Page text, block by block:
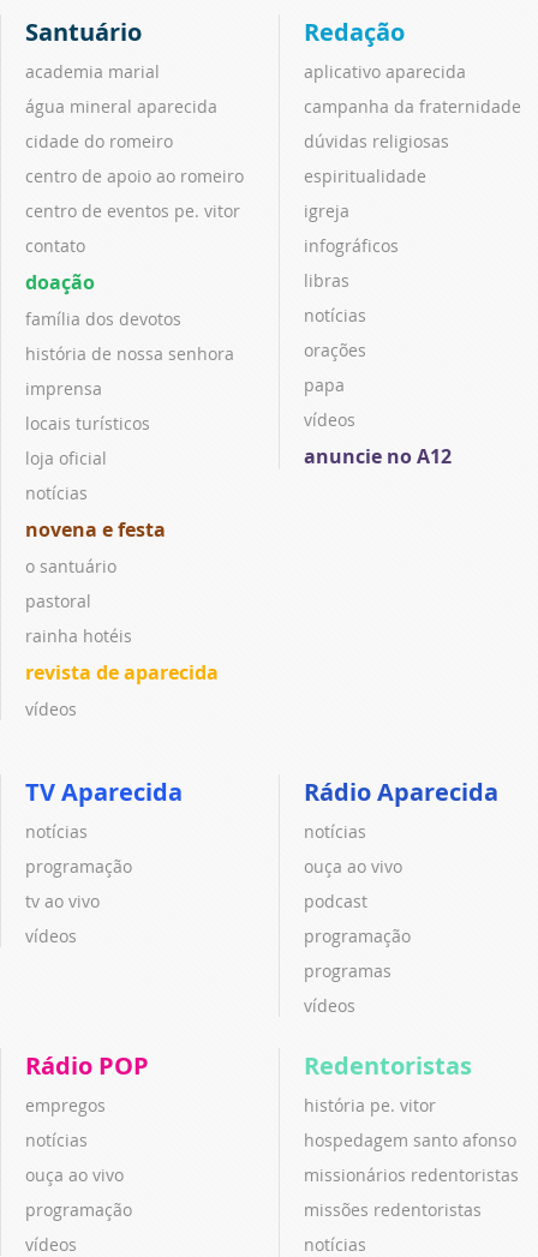
Santuário
academia marial
água mineral aparecida
cidade do romeiro
centro de apoio ao romeiro
centro de eventos pe. vitor
contato
doação
família dos devotos
história de nossa senhora
imprensa
locais turísticos
loja oficial
notícias
novena e festa
o santuário
pastoral
rainha hotéis
revista de aparecida
vídeos
Redação
aplicativo aparecida
campanha da fraternidade
dúvidas religiosas
espiritualidade
igreja
infográficos
libras
notícias
orações
papa
vídeos
anuncie no A12
TV Aparecida
notícias
programação
tv ao vivo
vídeos
Rádio Aparecida
notícias
ouça ao vivo
podcast
programação
programas
vídeos
Rádio POP
empregos
notícias
ouça ao vivo
programação
vídeos
Redentoristas
história pe. vitor
hospedagem santo afonso
missionários redentoristas
missões redentoristas
notícias